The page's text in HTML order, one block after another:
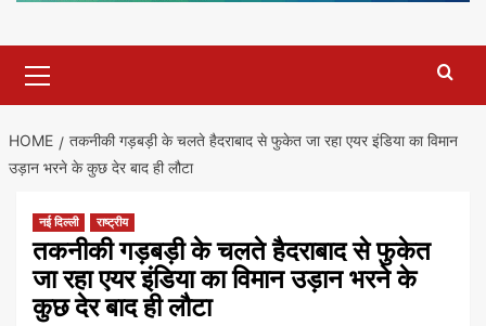
Menu
HOME
तकनीकी गड़बड़ी के चलते हैदराबाद से फुकेत जा रहा एयर इंडिया का विमान
उड़ान भरने के कुछ देर बाद ही लौटा
नई दिल्ली राष्ट्रीय
तकनीकी गड़बड़ी के चलते हैदराबाद से फुकेत
जा रहा एयर इंडिया का विमान उड़ान भरने के
कुछ देर बाद ही लौटा